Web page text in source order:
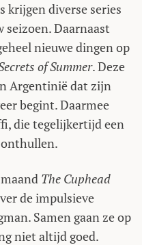
krijgen diverse series
seizoen. Daarnaast
nieuwe dingen op
of Summer. Deze
Argentinië dat zijn
begint. Daarmee
die tegelijkertijd een
The Cuphead
de impulsieve
Samen gaan ze op
niet altijd goed.